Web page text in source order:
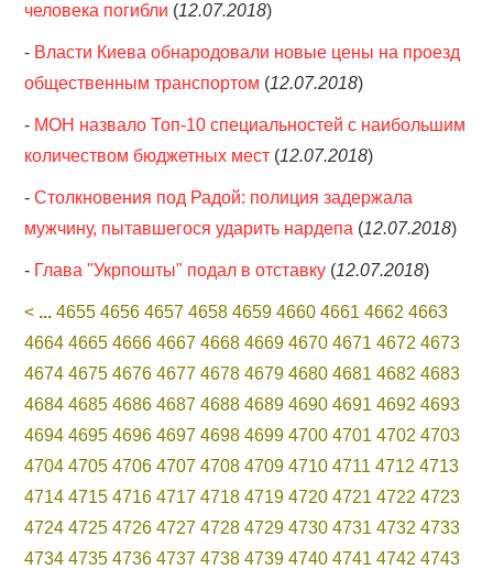
человека погибли (12.07.2018)
- Власти Киева обнародовали новые цены на проезд
общественным транспортом (12.07.2018)
- МОН назвало Топ-10 специальностей с наибольшим
количеством бюджетных мест (12.07.2018)
-Столкновения под Радой: полиция задержала
мужчину, пытавшегося ударить нардепа (12.07.2018)
- Глава "Укрпошты" подал в отставку (12.07.2018)
< ... 4655 4656 4657 4658 4659 4660 4661 4662 4663
4664 4665 4666 4667 4668 4669 4670 4671 4672 4673
4674 4675 4676 4677 4678 4679 4680 4681 4682 4683
4684 4685 4686 4687 4688 4689 4690 4691 4692 4693
4694 4695 4696 4697 4698 4699 4700 4701 4702 4703
4704 4705 4706 4707 4708 4709 4710 4711 4712 4713
4714 4715 4716 4717 4718 4719 4720 4721 4722 4723
4724 4725 4726 4727 4728 4729 4730 4731 4732 4733
4734 4735 4736 4737 4738 4739 4740 4741 4742 4743